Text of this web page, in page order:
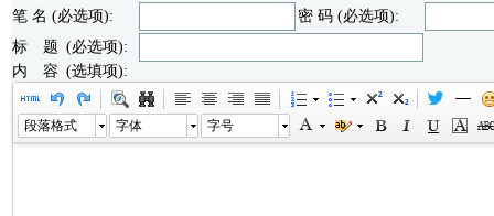
笔 名 (必选项):
密 码 (必选项):
标 题 (必选项):
内 容 (选填项):
段落格式 字体 字号